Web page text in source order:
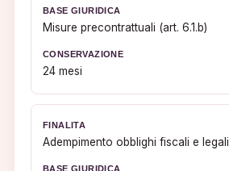
Misure precontrattuali (art. 6.1.b)
24 mesi
Adempimento obblighi fiscali e legali